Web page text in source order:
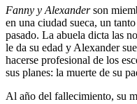
Fanny y Alexanderson
en una ciudad sueca, un
pasado. La abuela dicta las
le da su edad y Alexander
hacerse profesional de los
sus planes: la muerte de su
Al año del fallecimiento, su